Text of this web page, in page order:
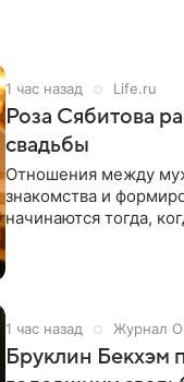
1 час назад Life.ru
Роза Сябитова
свадьбы
Отношения между
знакомства и
начинаются тогда,
1 час назад Журнал
Бруклин Бекхэм